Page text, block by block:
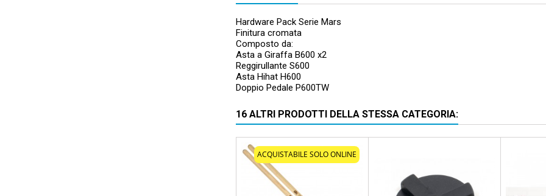
Hardware Pack Serie Mars
Finitura cromata
Composto da:
Asta a Giraffa B600 x2
Reggirullante S600
Asta Hihat H600
Doppio Pedale P600TW
16 ALTRI PRODOTTI DELLA STESSA CATEGORIA:
ACQUISTABILE SOLO ONLINE